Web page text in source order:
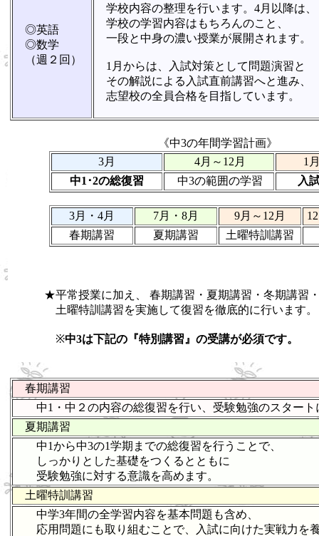
◎英語
◎数学
（週２回）
学校内容の整理を行います。4月以降は、
学校の学習内容はもちろんのこと、
一段と中身の濃い授業が展開されます。
1月からは、入試対策として問題演習と
その解説による入試直前講習へと進み、
志望校の全員合格を目指しています。
《中3の年間学習計画》
3月
4月～12月
1
中1･2の総復習
中3の範囲の学習 入
3月・4月 7月・8月 9月～12月
春期講習
夏期講習 土曜特訓講習
★平常授業に加え、 春期講習・夏期講習・冬期講習
土曜特訓講習を実施して復習を徹底的に行います。
※中3は下記の『特別講習』の受講が必須です。
春期講習
中1・中２の内容の総復習を行い、受験勉強のスタート
夏期講習
中1から中3の1学期までの総復習を行うことで、
しっかりとした基礎をつくるとともに
受験勉強に対する意識を高めます。
土曜特訓講習
中学3年間の全学習内容を基本問題も含め、
応用問題にも取り組むことで、入試に向けた実戦力を